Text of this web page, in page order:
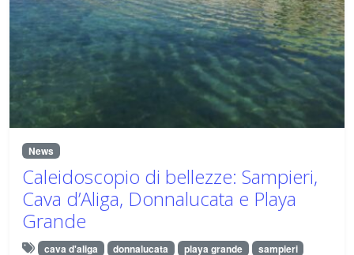
News
Caleidoscopio di bellezze: Sampieri,
Cava d’Aliga, Donnalucata e Playa
Grande
cava d'aliga donnalucata playa grande sampieri